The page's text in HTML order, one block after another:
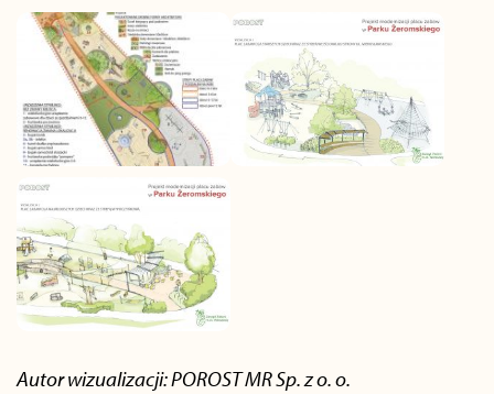
Autor wizualizacji: POROST MR Sp. z o. o.